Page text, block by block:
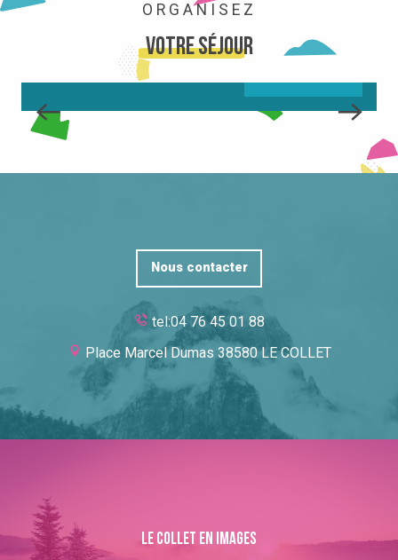
ORGANISEZ
Votre séjour
Nous contacter
tel:04 76 45 01 88
Place Marcel Dumas 38580 LE COLLET
Le collet en images